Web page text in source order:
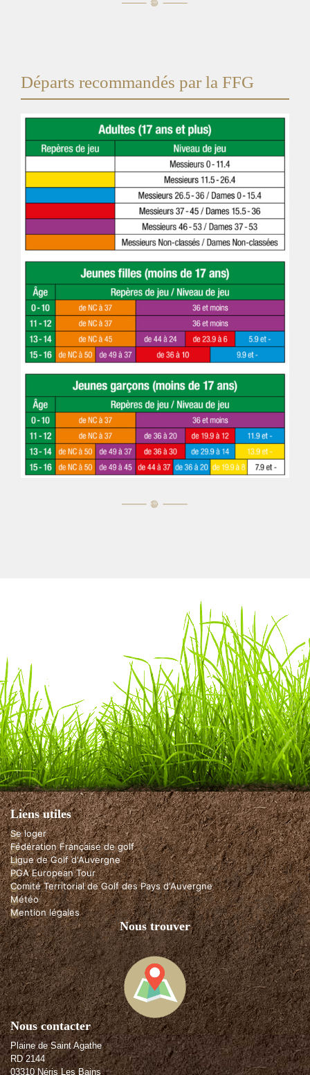
Départs recommandés par la FFG
Liens utiles
Se loger
Fédération Française de golf
Ligue de Golf d'Auvergne
PGA European Tour
Comité Territorial de Golf des Pays d'Auvergne
Météo
Mention légales
Nous trouver
Nous contacter
Plaine de Saint Agathe
RD 2144
03310 Néris Les Bains